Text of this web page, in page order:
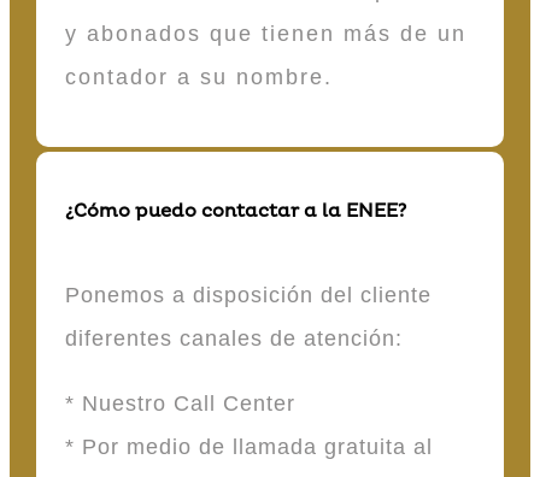
y abonados que tienen más de un
contador a su nombre.
¿Cómo puedo contactar a la ENEE?
Ponemos a disposición del cliente
diferentes canales de atención:
* Nuestro Call Center
* Por medio de llamada gratuita al